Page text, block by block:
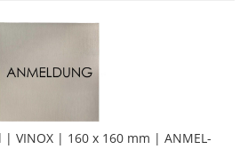
VINOX | 160 x 160 mm | AN­MEL­